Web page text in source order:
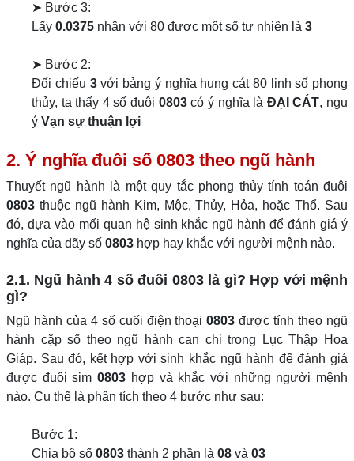
➤ Bước 3:
Lấy 0.0375 nhân với 80 được một số tự nhiên là 3
➤ Bước 2:
Đối chiếu 3với bảng ý nghĩa hung cát 80 linh số phong
thủy, ta thấy 4 số đuôi 0803có ý nghĩa là ĐẠI CÁT, ngụ
ý Vạn sự thuận lợi
2. Ý nghĩa đuôi số 0803 theo ngũ hành
Thuyết ngũ hành là một quy tắc phong thủy tính toán đuôi
0803 thuộc ngũ hành Kim, Mộc, Thủy, Hỏa, hoặc Thổ. Sau
đó, dựa vào mối quan hệ sinh khắc ngũ hành để đánh giá ý
nghĩa của dãy số 0803 hợp hay khắc với người mệnh nào.
2.1. Ngũ hành 4 số đuôi 0803 là gì? Hợp với mệnh
gì?
Ngũ hành của 4 số cuối điện thoại0803 được tính theo ngũ
hành cặp số theo ngũ hành can chi trong Lục Thập Hoa
Giáp. Sau đó, kết hợp với sinh khắc ngũ hành để đánh giá
được đuôi sim0803 hợp và khắc với những người mệnh
nào. Cụ thể là phân tích theo 4 bước như sau:
Bước 1:
Chia bộ số 0803 thành 2 phần là 08 và 03